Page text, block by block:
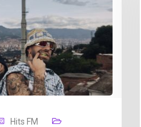
Hits FM